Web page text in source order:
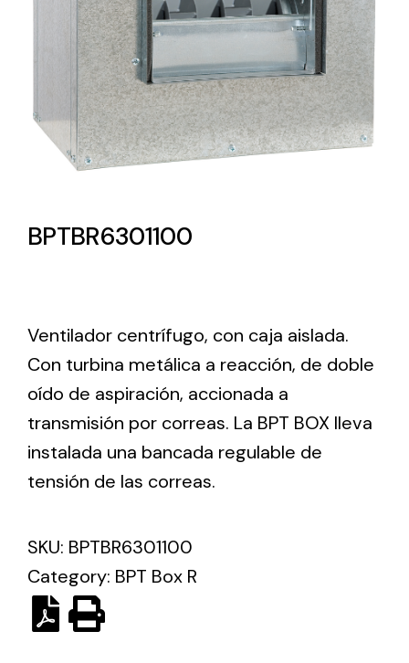
Lighting and Electrical
Equipment
Complete solutions in lighting and electrical
material for each project and need
ventilación industriales
Ventilation
different uses
BPTBR6301100
Ventilador centrífugo, con caja aislada.
Con turbina metálica a reacción, de doble
oído de aspiración, accionada a
transmisión por correas. La BPT BOX lleva
instalada una bancada regulable de
tensión de las correas.
SKU: BPTBR6301100
Category: BPT Box R